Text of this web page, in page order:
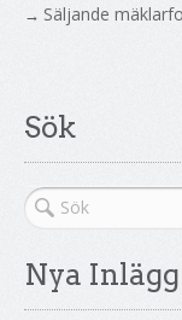
→ Säljande
Sök
Nya Inlägg